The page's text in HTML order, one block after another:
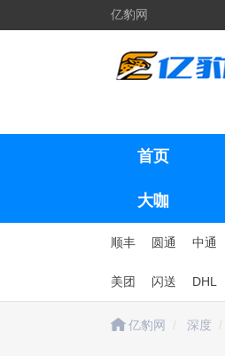
亿豹网
首页
大咖
顺丰 圆通 中通
美团 闪送 DHL
亿豹网 深度